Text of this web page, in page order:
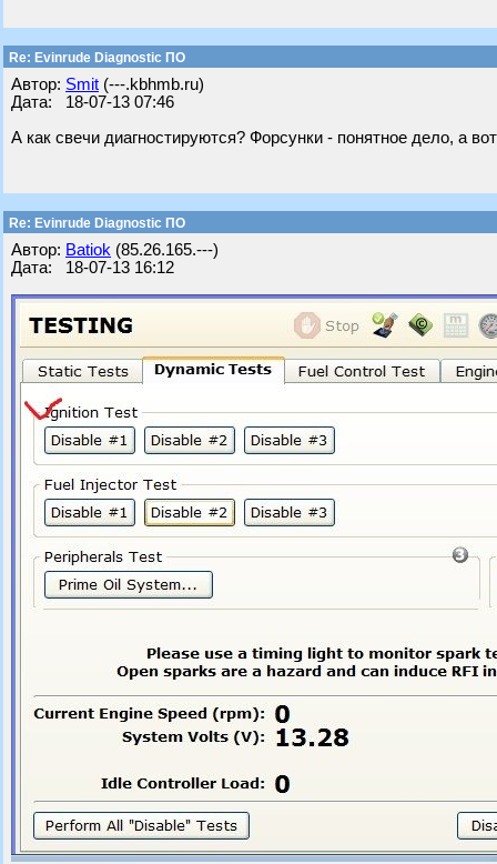
Re: Evinrude Diagnostic ПО
Автор: Smit (---.kbhmb.ru)
Дата: 18-07-13 07:46
А как свечи диагностируются? Форсунки - понятное дело, а
Re: Evinrude Diagnostic ПО
Автор: Batiok (85.26.165.---)
Дата: 18-07-13 16:12